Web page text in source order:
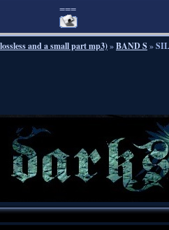
===
and a small part mp3)»BAND S »